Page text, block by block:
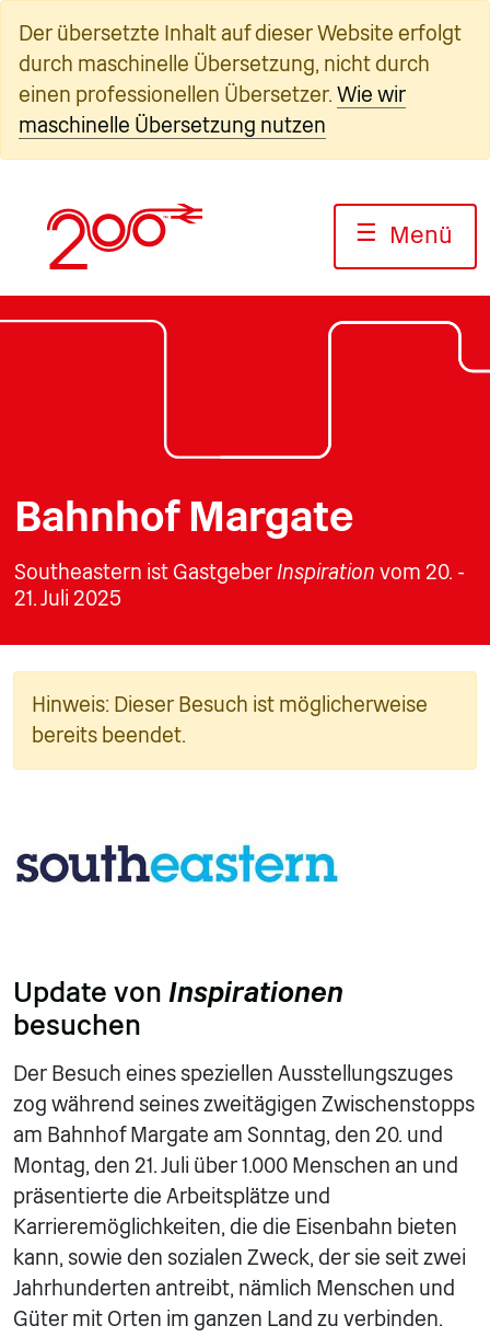
Inhalt
springen
Der übersetzte Inhalt auf dieser Website erfolgt
durch maschinelle Übersetzung, nicht durch
einen professionellen Übersetzer. Wie wir
maschinelle Übersetzung nutzen
☰ Menü
Bahnhof Margate
Southeastern ist Gastgeber Inspiration vom 20. -
21. Juli 2025
Hinweis: Dieser Besuch ist möglicherweise
bereits beendet.
Update von Inspirationen
besuchen
Der Besuch eines speziellen Ausstellungszuges
zog während seines zweitägigen Zwischenstopps
am Bahnhof Margate am Sonntag, den 20. und
Montag, den 21. Juli über 1.000 Menschen an und
präsentierte die Arbeitsplätze und
Karrieremöglichkeiten, die die Eisenbahn bieten
kann, sowie den sozialen Zweck, der sie seit zwei
Jahrhunderten antreibt, nämlich Menschen und
Güter mit Orten im ganzen Land zu verbinden.